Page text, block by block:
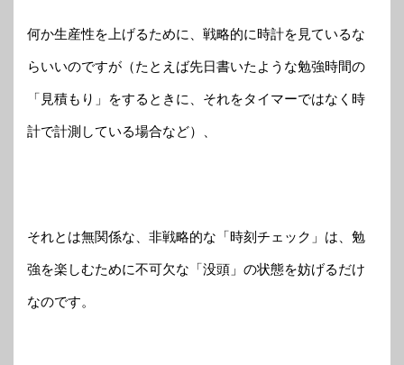
何か生産性を上げるために、戦略的に時計を見ているな
らいいのですが（たとえば先日書いたような勉強時間の
「見積もり」をするときに、それをタイマーではなく時
計で計測している場合など）、
それとは無関係な、非戦略的な「時刻チェック」は、勉
強を楽しむために不可欠な「没頭」の状態を妨げるだけ
なのです。